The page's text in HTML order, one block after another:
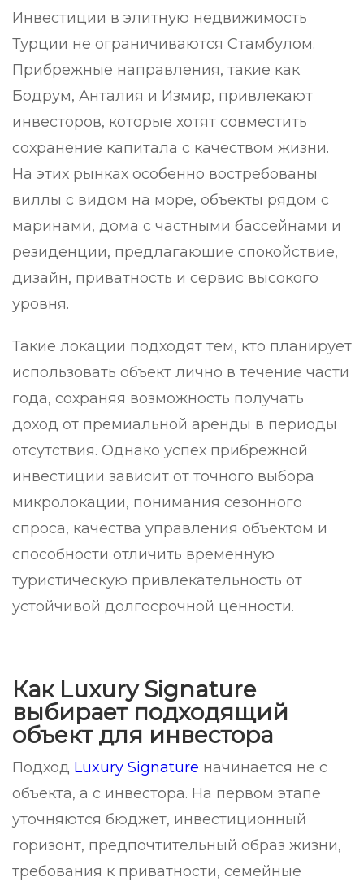
Инвестиции в элитную недвижимость
Турции не ограничиваются Стамбулом.
Прибрежные направления, такие как
Бодрум, Анталия и Измир, привлекают
инвесторов, которые хотят совместить
сохранение капитала с качеством жизни.
На этих рынках особенно востребованы
виллы с видом на море, объекты рядом с
маринами, дома с частными бассейнами и
резиденции, предлагающие спокойствие,
дизайн, приватность и сервис высокого
уровня.
Такие локации подходят тем, кто планирует
использовать объект лично в течение части
года, сохраняя возможность получать
доход от премиальной аренды в периоды
отсутствия. Однако успех прибрежной
инвестиции зависит от точного выбора
микролокации, понимания сезонного
спроса, качества управления объектом и
способности отличить временную
туристическую привлекательность от
устойчивой долгосрочной ценности.
Как Luxury Signature
выбирает подходящий
объект для инвестора
Подход Luxury Signature начинается не с
объекта, а с инвестора. На первом этапе
уточняются бюджет, инвестиционный
горизонт, предпочтительный образ жизни,
требования к приватности, семейные